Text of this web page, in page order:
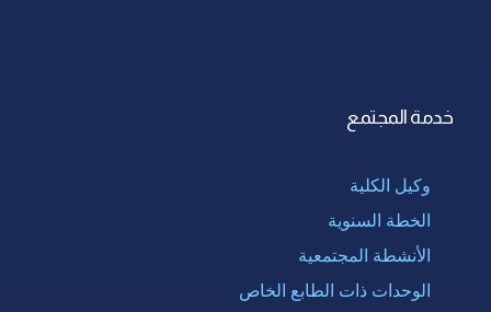
خدمة المجتمع
وكيل الكلية
الخطة السنوية
الأنشطة المجتمعية
الوحدات ذات الطابع الخاص